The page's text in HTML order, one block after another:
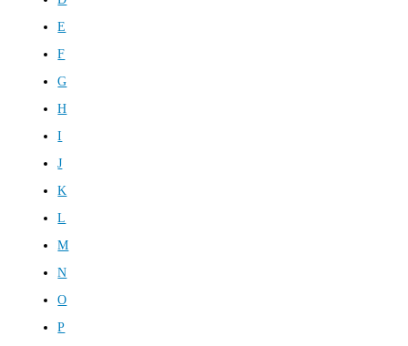
E
F
G
H
I
J
K
L
M
N
O
P